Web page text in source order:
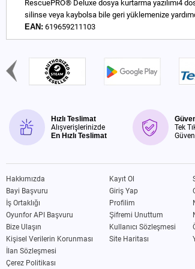
RescuePRO® Deluxe dosya kurtarma yazılımı4
silinse veya kaybolsa bile geri yüklemenize
EAN: 619659211103
Hızlı Teslimat
Alışverişlerinizde
En Hızlı Teslimat
Tek
Hakkımızda
Bayi Başvuru
İş Ortaklığı
Oyunfor API Başvuru
Bize Ulaşın
Kişisel Verilerin Korunması
İlan Sözleşmesi
Çerez Politikası
Kayıt Ol
Giriş Yap
Profilim
Şifremi Unuttum
Kullanıcı Sözleşmesi
Site Haritası